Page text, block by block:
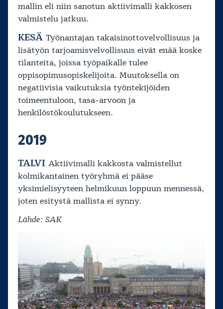
mallin eli niin sanotun aktiivimalli kakkosen
valmistelu jatkuu.
KESÄ Työnantajan takaisinottovelvollisuus ja
lisätyön tarjoamisvelvollisuus eivät enää koske
tilanteita, joissa työpaikalle tulee
oppisopimusopiskelijoita. Muutoksella on
negatiivisia vaikutuksia työntekijöiden
toimeentuloon, tasa-arvoon ja
henkilöstökoulutukseen.
2019
TALVI Aktiivimalli kakkosta valmistellut
kolmikantainen työryhmä ei pääse
yksimielisyyteen helmikuun loppuun mennessä,
joten esitystä mallista ei synny.
Lähde: SAK